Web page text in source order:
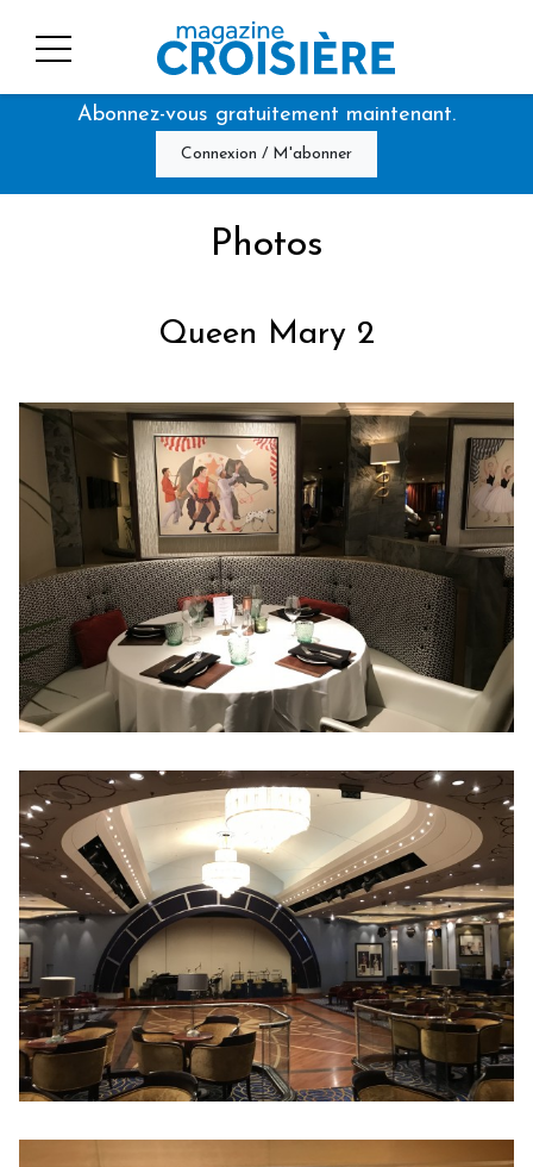
Abonnez-vous gratuitement maintenant.
Connexion / M'abonner
Photos
Queen Mary 2